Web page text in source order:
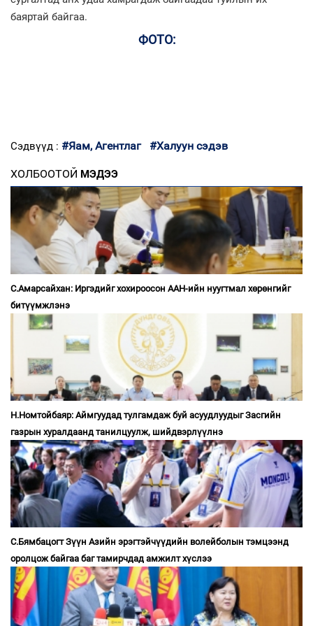
баяртай байгаа.
ФОТО:
Сэдвүүд : #Яам, Агентлаг #Халуун сэдэв
ХОЛБООТОЙ МЭДЭЭ
С.Амарсайхан: Иргэдийг хохироосон ААН-ийн нуугтмал хөрөнгийг
битүүмжлэнэ
Н.Номтойбаяр: Аймгуудад тулгамдаж буй асуудлуудыг Засгийн
газрын хуралдаанд танилцуулж, шийдвэрлүүлнэ
С.Бямбацогт Зүүн Азийн эрэгтэйчүүдийн волейболын тэмцээнд
оролцож байгаа баг тамирчдад амжилт хүслээ